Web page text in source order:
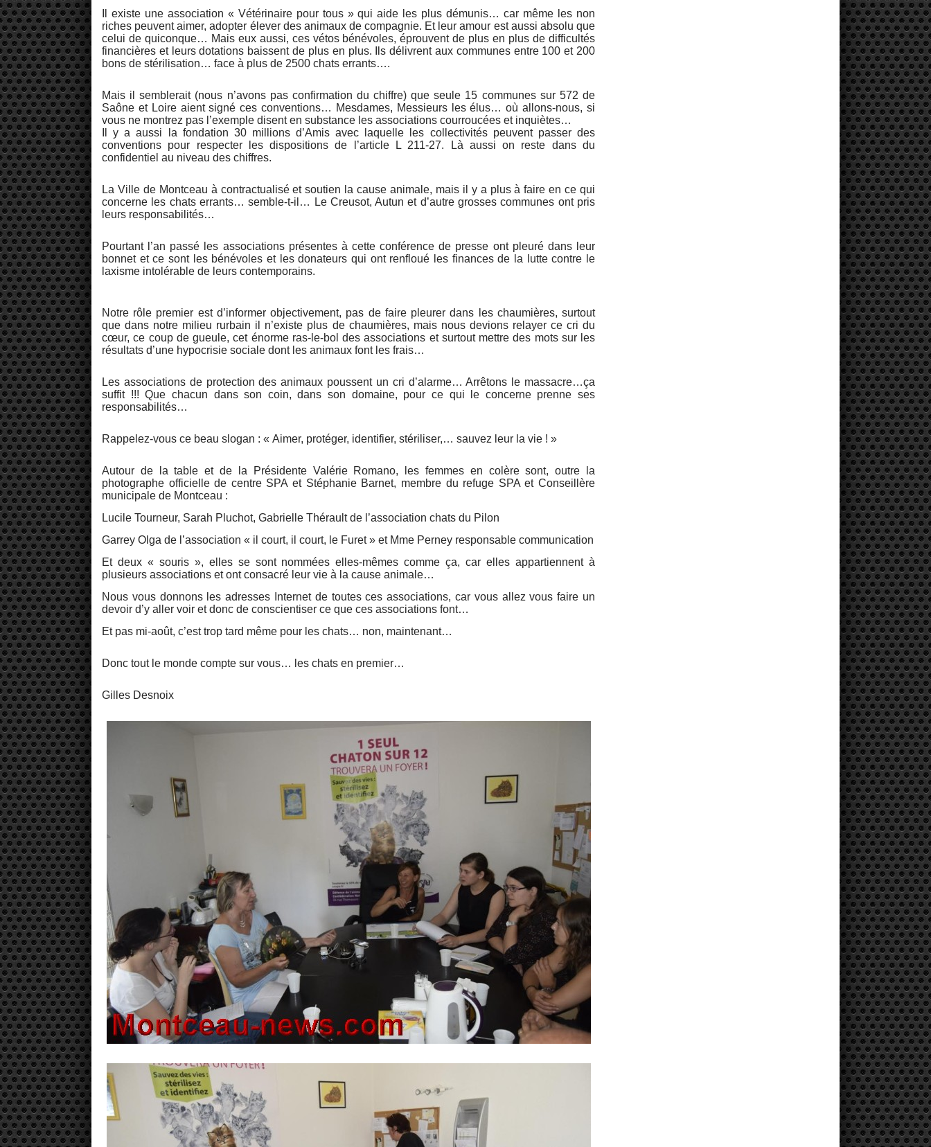
Il existe une association « Vétérinaire pour tous » qui aide les plus démunis… car même les non
riches peuvent aimer, adopter élever des animaux de compagnie. Et leur amour est aussi absolu que
celui de quiconque… Mais eux aussi, ces vétos bénévoles, éprouvent de plus en plus de difficultés
financières et leurs dotations baissent de plus en plus. Ils délivrent aux communes entre 100 et 200
bons de stérilisation… face à plus de 2500 chats errants….
Mais il semblerait (nous n’avons pas confirmation du chiffre) que seule 15 communes sur 572 de
Saône et Loire aient signé ces conventions… Mesdames, Messieurs les élus… où allons-nous, si
vous ne montrez pas l’exemple disent en substance les associations courroucées et inquiètes…
Il y a aussi la fondation 30 millions d’Amis avec laquelle les collectivités peuvent passer des
conventions pour respecter les dispositions de l’article L 211-27. Là aussi on reste dans du
confidentiel au niveau des chiffres.
La Ville de Montceau à contractualisé et soutien la cause animale, mais il y a plus à faire en ce qui
concerne les chats errants… semble-t-il… Le Creusot, Autun et d’autre grosses communes ont pris
leurs responsabilités…
Pourtant l’an passé les associations présentes à cette conférence de presse ont pleuré dans leur
bonnet et ce sont les bénévoles et les donateurs qui ont renfloué les finances de la lutte contre le
laxisme intolérable de leurs contemporains.
Notre rôle premier est d’informer objectivement, pas de faire pleurer dans les chaumières, surtout
que dans notre milieu rurbain il n’existe plus de chaumières, mais nous devions relayer ce cri du
cœur, ce coup de gueule, cet énorme ras-le-bol des associations et surtout mettre des mots sur les
résultats d’une hypocrisie sociale dont les animaux font les frais…
Les associations de protection des animaux poussent un cri d’alarme… Arrêtons le massacre…ça
suffit !!! Que chacun dans son coin, dans son domaine, pour ce qui le concerne prenne ses
responsabilités…
Rappelez-vous ce beau slogan : « Aimer, protéger, identifier, stériliser,… sauvez leur la vie ! »
Autour de la table et de la Présidente Valérie Romano, les femmes en colère sont, outre la
photographe officielle de centre SPA et Stéphanie Barnet, membre du refuge SPA et Conseillère
municipale de Montceau :
Lucile Tourneur, Sarah Pluchot, Gabrielle Thérault de l’association chats du Pilon
Garrey Olga de l’association « il court, il court, le Furet » et Mme Perney responsable communication
Et deux « souris », elles se sont nommées elles-mêmes comme ça, car elles appartiennent à
plusieurs associations et ont consacré leur vie à la cause animale…
Nous vous donnons les adresses Internet de toutes ces associations, car vous allez vous faire un
devoir d’y aller voir et donc de conscientiser ce que ces associations font…
Et pas mi-août, c’est trop tard même pour les chats… non, maintenant…
Donc tout le monde compte sur vous… les chats en premier…
Gilles Desnoix